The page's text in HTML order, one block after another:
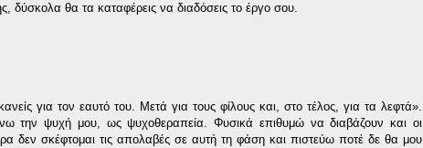
δύσκολα θα τα καταφέρεις να διαδόσεις το έργο σου.
για τον εαυτό του. Μετά για τους φίλους και, στο τέλος, για τα λεφτά».
την ψυχή μου, ως ψυχοθεραπεία. Φυσικά επιθυμώ να διαβάζουν και οι
δεν σκέφτομαι τις απολαβές σε αυτή τη φάση και πιστεύω ποτέ δε θα μου